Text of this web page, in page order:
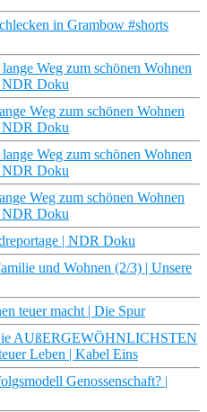
in Grambow #shorts
Weg zum schönen Wohnen
NDR Doku
Weg zum schönen Wohnen
NDR Doku
Weg zum schönen Wohnen
NDR Doku
Weg zum schönen Wohnen
NDR Doku
| NDR Doku
und Wohnen (2/3) | Unsere
teuer macht | Die Spur
AUßERGEWÖHNLICHSTEN
Leben | Kabel Eins
Genossenschaft? |